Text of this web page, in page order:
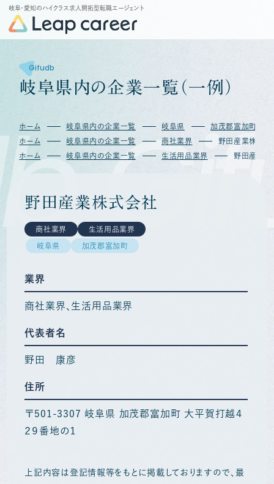
岐阜・愛知のハイクラス求人開拓型転職エージェント
Gifudb
岐阜県 内の企業一覧 （ 一例 ）
ホーム 岐阜県内の企業一覧 岐阜県
加茂郡富加町
ホーム
岐阜県内の企業一覧 商社業界
野田産業株式会
ホーム
岐阜県内の企業一覧 生活用品業界 野田産業株
野田産業株式会社
商社業界 生活用品業界
岐阜県 加茂郡富加町
業界
商社業界 生活用品業界
代表者名
野田 康彦
住所
〒501-3307 岐阜県 加茂郡富加町 大平賀打越４
２９番地の１
上記内容は登記情報等をもとに掲載しておりますので、最